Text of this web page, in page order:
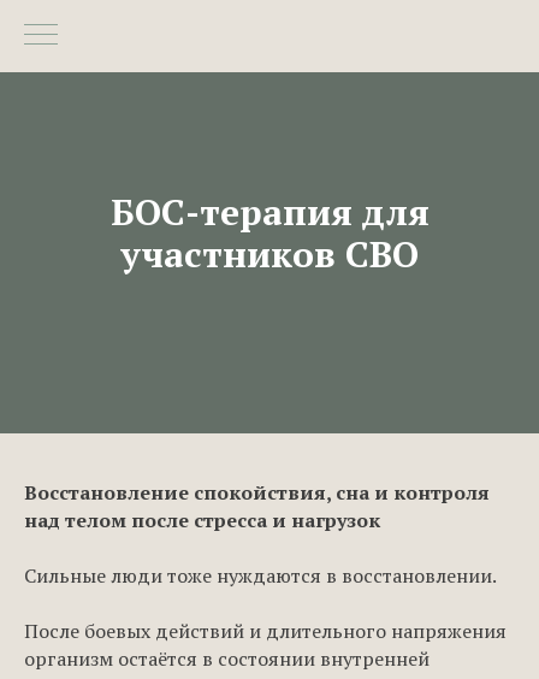
БОС-терапия для
участников СВО
Восстановление спокойствия, сна и контроля
над телом после стресса и нагрузок
Сильные люди тоже нуждаются в восстановлении.
После боевых действий и длительного напряжения
организм остаётся в состоянии внутренней